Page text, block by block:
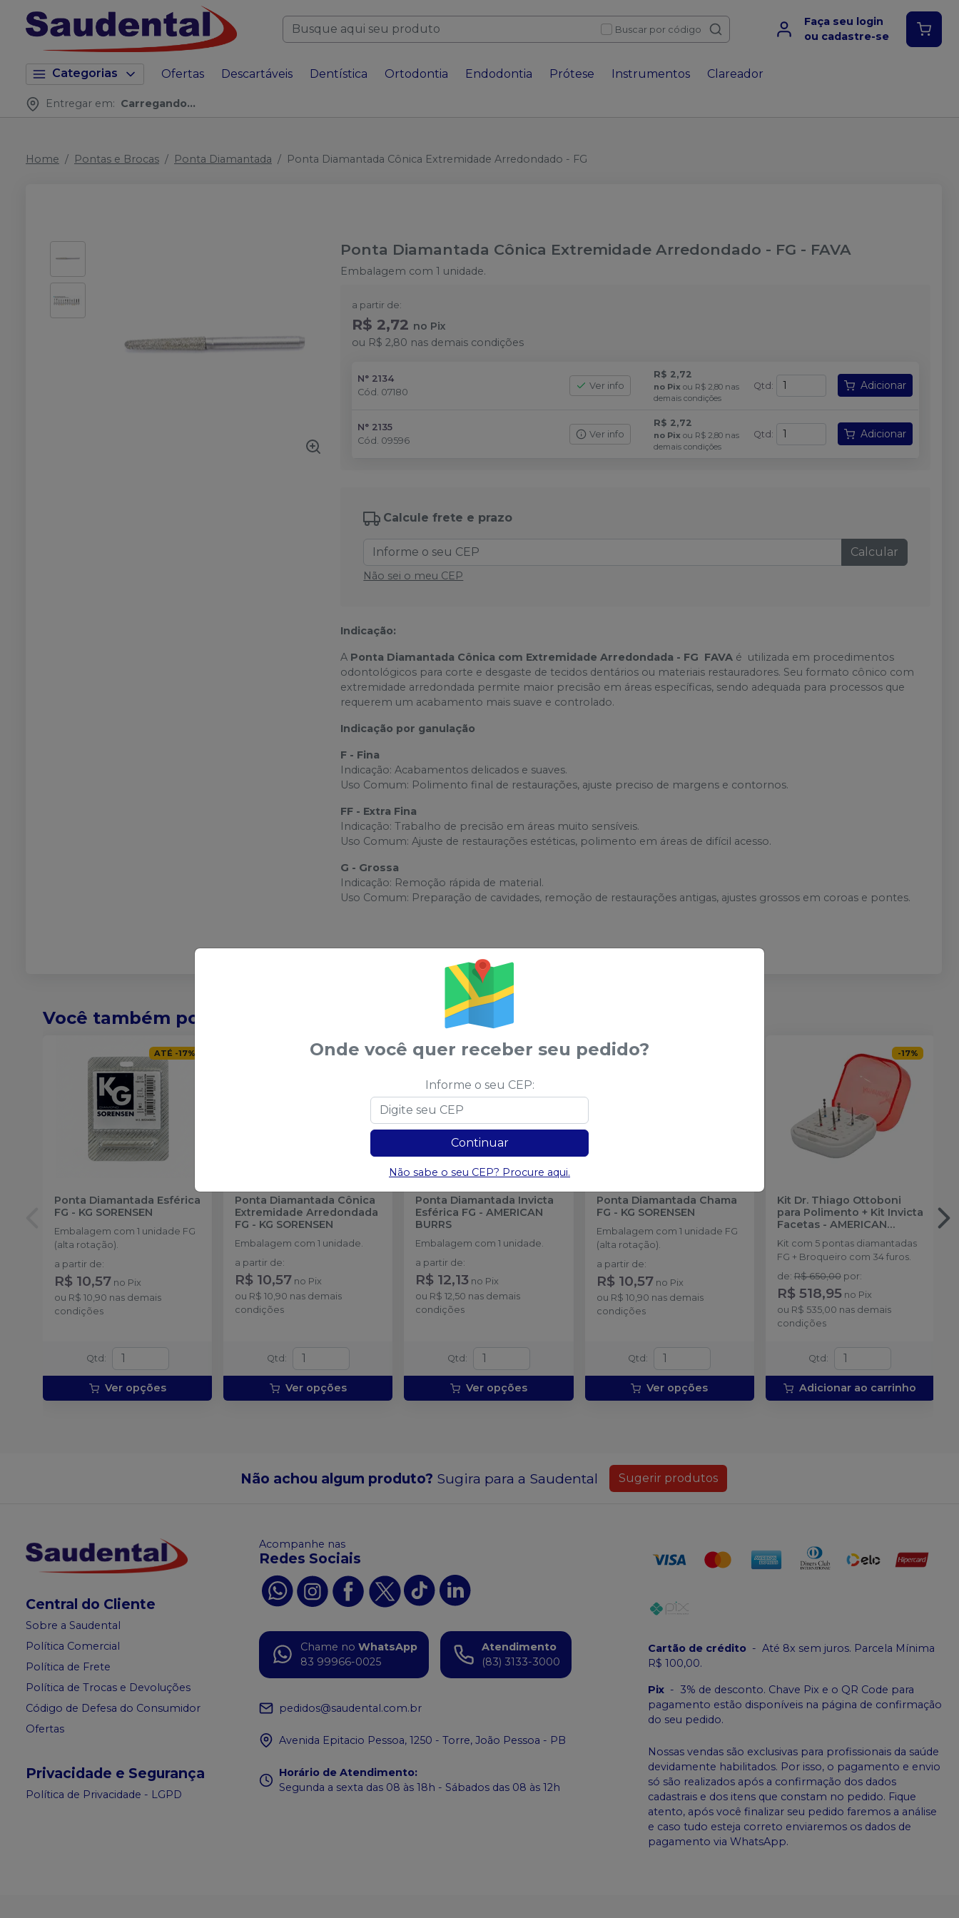
Buscar por código
Faça seu login
ou cadastre-se
Categorias Ofertas Descartáveis Dentística Ortodontia Endodontia Prótese Instrumentos Clareador
Entregar em: Carregando...
Home Pontas e Brocas Ponta Diamantada Ponta Diamantada Cônica Extremidade Arredondado - FG
Ponta Diamantada Cônica Extremidade Arredondado - FG - FAVA
Embalagem com 1 unidade.
a partir de:
R$ 2,72 no Pix
ou R$ 2,80 nas demais condições
N° 2134
Cód. 07180
Ver info
R$ 2,72
no Pix ou R$ 2,80 nas
demais condições
Qtd : Adicionar
N° 2135
Cód. 09596
Ver info
R$ 2,72
no Pix ou R$ 2,80 nas
demais condições
Qtd : Adicionar
Calcule frete e prazo
Calcular
Não sei o meu CEP
Indicação:
A Ponta Diamantada Cônica com Extremidade Arredondada - FG FAVA é utilizada em procedimentos
odontológicos para corte e desgaste de tecidos dentários ou materiais restauradores. Seu formato cônico com
extremidade arredondada permite maior precisão em áreas específicas, sendo adequada para processos que
requerem um acabamento mais suave e controlado.
Indicação por ganulação
F - Fina
Indicação: Acabamentos delicados e suaves.
Uso Comum: Polimento final de restaurações, ajuste preciso de margens e contornos.
FF - Extra Fina
Indicação: Trabalho de precisão em áreas muito sensíveis.
Uso Comum: Ajuste de restaurações estéticas, polimento em áreas de difícil acesso.
G - Grossa
Indicação: Remoção rápida de material.
Uso Comum: Preparação de cavidades, remoção de restaurações antigas, ajustes grossos em coroas e pontes.
Você também pode gostar desses
ATÉ -17%
Ponta Diamantada Esférica
FG - KG SORENSEN
Embalagem com 1 unidade FG
(alta rotação).
a partir de:
R$ 10,57 no Pix
ou R$ 10,90 nas demais
condições
Qtd :
Ver opções
ATÉ- 17%
Ponta Diamantada Cônica
Extremidade Arredondada
FG - KG SORENSEN
Embalagem com 1 unidade.
a partir de:
R$ 10,57 no Pix
ou R$ 10,90 nas demais
condições
Qtd :
Ver opções
ATÉ 32%
Ponta Diamantada Invicta
Esférica FG -AMERICAN
BURRS
Embalagem com 1 unidade.
a partir de:
R$ 12,13 no Pix
ou R$ 12,50 nas demais
condições
Qtd :
Ver opções
Ponta Diamantada Chama
FG - KG SORENSEN
Embalagem com 1 unidade FG
(alta rotação).
a partir de:
R$ 10,57 no Pix
ou R$ 10,90 nas demais
condições
Qtd :
Ver opções
-17%
Kit Dr. Thiago Ottoboni
para Polimento + Kit Invicta
Facetas- AMERICAN
Kit com 5 pontas diamantadas
FG + Broqueiro com 34 furos.
de: R$ 650,00 por:
R$ 518,95 no Pix
ou R$ 535,00 nas demais
condições
Qtd :
Adicionar ao carrinho
Não achou algum produto? Sugira para a Saudental Sugerir produtos
Central do Cliente
Sobre a Saudental
Política Comercial
Política de Frete
Política de Trocas e Devoluções
Código de Defesa do Consumidor
Ofertas
Privacidade e Segurança
Política de Privacidade - LGPD
Acompanhe nas
Redes Sociais
Chame no WhatsApp
83 99966-0025
Atendimento
(83) 3133-3000
pedidos@saudental.com.br
Avenida Epitacio Pessoa, 1250 - Torre, João Pessoa - PB
Horário de Atendimento:
Segunda a sexta das 08 às 18h - Sábados das 08 às 12h
Cartão de crédito - Até 8x sem juros. Parcela Mínima
R$ 100,00.
Pix - 3% de desconto. Chave Pix e o QR Code para
pagamento estão disponíveis na página de confirmação
do seu pedido.
Nossas vendas são exclusivas para profissionais da saúde
devidamente habilitados. Por isso, o pagamento e envio
só são realizados após a confirmação dos dados
cadastrais e dos itens que constam no pedido. Fique
atento, após você finalizar seu pedido faremos a análise
e caso tudo esteja correto enviaremos os dados de
pagamento via WhatsApp.
Onde você quer receber seu pedido?
Informe o seu CEP:
Continuar
Não sabe o seu CEP? Procure aqui.